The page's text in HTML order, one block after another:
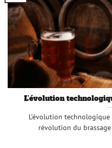
L’évolution
L’évolution
révolution du